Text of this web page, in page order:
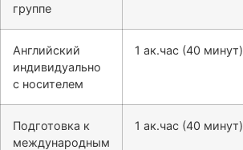
группе
Английский
индивидуально
с носителем
1 ак.час (40 минут)
Подготовка к
международным
1 ак.час (40 минут)